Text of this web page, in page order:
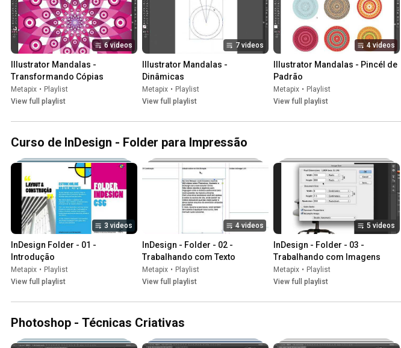
6 videos
Illustrator Mandalas -
Transformando Cópias
Metapix • Playlist
View full playlist
7 videos
Illustrator Mandalas -
Dinâmicas
Metapix • Playlist
View full playlist
4 videos
Illustrator Mandalas - Pincél de
Padrão
Metapix • Playlist
View full playlist
Curso de InDesign - Folder para Impressão
3 videos
InDesign Folder - 01 -
Introdução
Metapix • Playlist
View full playlist
4 videos
InDesign - Folder - 02 -
Trabalhando com Texto
Metapix • Playlist
View full playlist
5 videos
InDesign - Folder - 03 -
Trabalhando com Imagens
Metapix • Playlist
View full playlist
Photoshop - Técnicas Criativas